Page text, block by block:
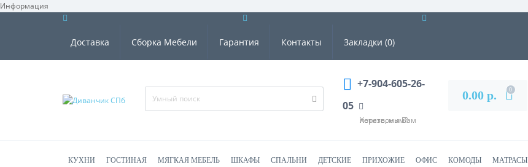
Информация
Доставка Сборка Мебели Гарантия Контакты Закладки (0)
+7-904-605-26-
05
Хотите, мы Вам перезвоним?
0.00 р. 0
КУХНИ ГОСТИНАЯ МЯГКАЯ МЕБЕЛЬ ШКАФЫ СПАЛЬНИ ДЕТСКИЕ ПРИХОЖИЕ ОФИС КОМОДЫ МАТРАСЫ